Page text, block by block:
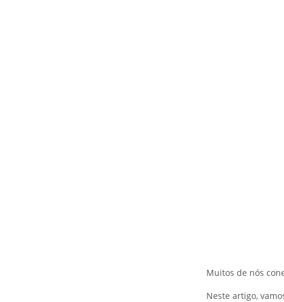
Muitos de nós
Neste artigo,